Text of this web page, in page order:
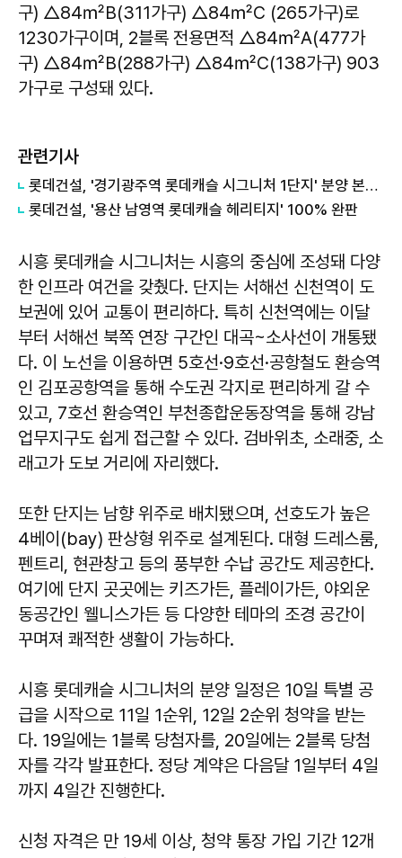
구) △84㎡B(311가구) △84㎡C (265가구)로
1230가구이며, 2블록 전용면적 △84㎡A(477가
구) △84㎡B(288가구) △84㎡C(138가구) 903
가구로 구성돼 있다.
관련기사
롯데건설, '경기광주역 롯데캐슬 시그니처 1단지' 분양 본격화
롯데건설, '용산 남영역 롯데캐슬 헤리티지' 100% 완판
시흥 롯데캐슬 시그니처는 시흥의 중심에 조성돼 다양
한 인프라 여건을 갖췄다. 단지는 서해선 신천역이 도
보권에 있어 교통이 편리하다. 특히 신천역에는 이달
부터 서해선 북쪽 연장 구간인 대곡~소사선이 개통됐
다. 이 노선을 이용하면 5호선·9호선·공항철도 환승역
인 김포공항역을 통해 수도권 각지로 편리하게 갈 수
있고, 7호선 환승역인 부천종합운동장역을 통해 강남
업무지구도 쉽게 접근할 수 있다. 검바위초, 소래중, 소
래고가 도보 거리에 자리했다.
또한 단지는 남향 위주로 배치됐으며, 선호도가 높은
4베이(bay) 판상형 위주로 설계된다. 대형 드레스룸,
펜트리, 현관창고 등의 풍부한 수납 공간도 제공한다.
여기에 단지 곳곳에는 키즈가든, 플레이가든, 야외운
동공간인 웰니스가든 등 다양한 테마의 조경 공간이
꾸며져 쾌적한 생활이 가능하다.
시흥 롯데캐슬 시그니처의 분양 일정은 10일 특별 공
급을 시작으로 11일 1순위, 12일 2순위 청약을 받는
다. 19일에는 1블록 당첨자를, 20일에는 2블록 당첨
자를 각각 발표한다. 정당 계약은 다음달 1일부터 4일
까지 4일간 진행한다.
신청 자격은 만 19세 이상, 청약 통장 가입 기간 12개